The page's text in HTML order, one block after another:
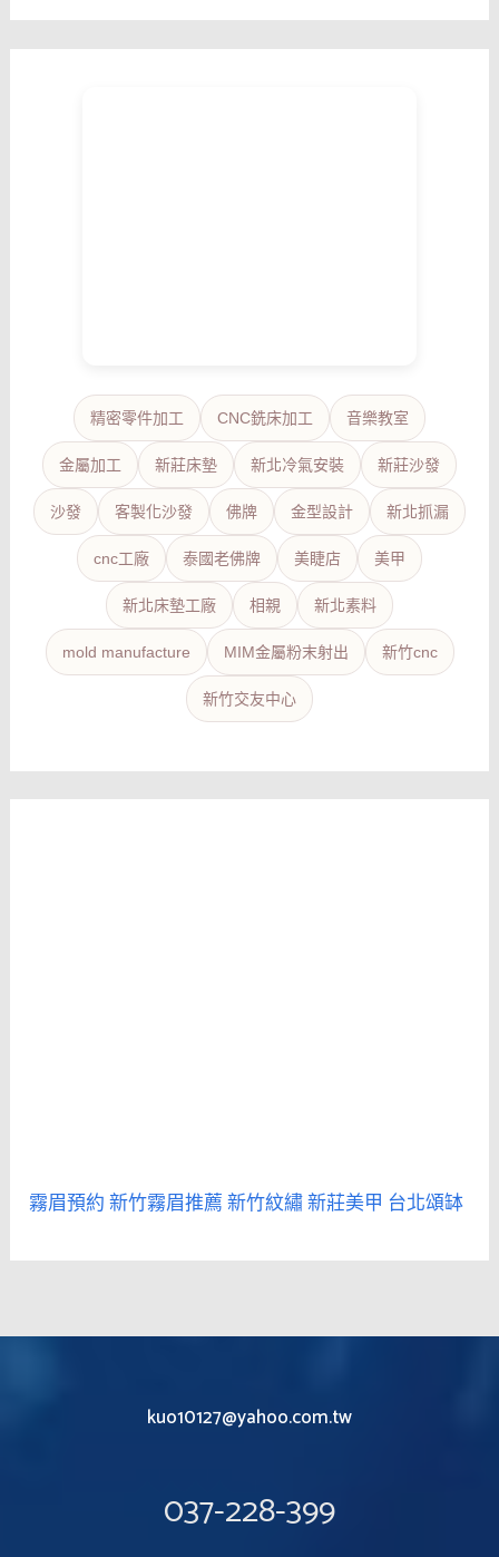
精密零件加工 CNC銑床加工 音樂教室
金屬加工 新莊床墊 新北冷氣安裝 新莊沙發
沙發 客製化沙發 佛牌 金型設計 新北抓漏
cnc工廠 泰國老佛牌 美睫店 美甲
新北床墊工廠 相親 新北素料
mold manufacture MIM金屬粉末射出 新竹cnc
新竹交友中心
霧眉預約新竹霧眉推薦新竹紋繡新莊美甲 台北頌缽
kuo10127@yahoo.com.tw
037-228-399